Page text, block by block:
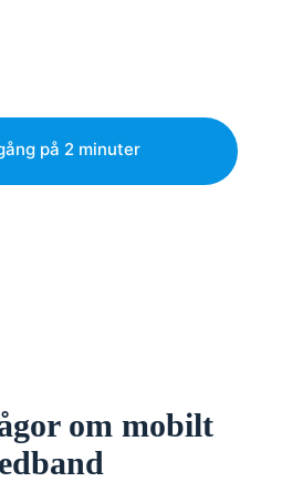
på 2 minuter
om mobilt